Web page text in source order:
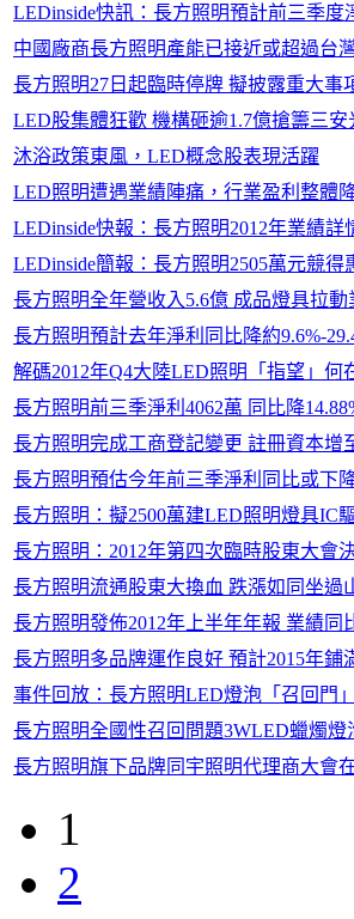
LEDinside快訊：長方照明預計前三季度
中國廠商長方照明產能已接近或超過台
長方照明27日起臨時停牌 擬披露重大事
LED股集體狂歡 機構砸逾1.7億搶籌三安
沐浴政策東風，LED概念股表現活躍
LED照明遭遇業績陣痛，行業盈利整體
LEDinside快報：長方照明2012年業績詳
LEDinside簡報：長方照明2505萬元競得
長方照明全年營收入5.6億 成品燈具拉動
長方照明預計去年淨利同比降約9.6%-
解碼2012年Q4大陸LED照明「指望」何
長方照明前三季淨利4062萬 同比降
長方照明完成工商登記變更 註冊資本增
長方照明預估今年前三季淨利同比或下
長方照明：擬2500萬建LED照明燈具IC
長方照明：2012年第四次臨時股東大會
長方照明流通股東大換血 跌漲如同坐過
長方照明發佈2012年上半年年報 業績同
長方照明多品牌運作良好 預計2015年鋪
事件回放：長方照明LED燈泡「召回門
長方照明全國性召回問題3WLED蠟燭燈
長方照明旗下品牌同宇照明代理商大會
1
2